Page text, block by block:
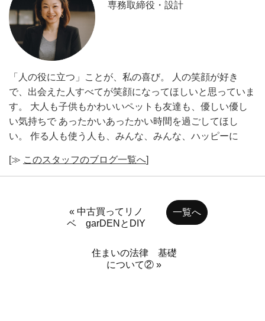
専務取締役・設計
「人の役に立つ」ことが、私の喜び。 人の笑顔が好き
で、出会えた人すべてが笑顔になってほしいと思っていま
す。 大人も子供もかわいいペットも友達も、優しい優し
い気持ちで あったかいあったかい時間を過ごしてほし
い。 作る人も使う人も、みんな、みんな、ハッピーに
[≫ このスタッフのブログ一覧へ]
« 中古買ってリノ
ベ garDENとDIY
一覧へ
住まいの法律 基礎
について② »